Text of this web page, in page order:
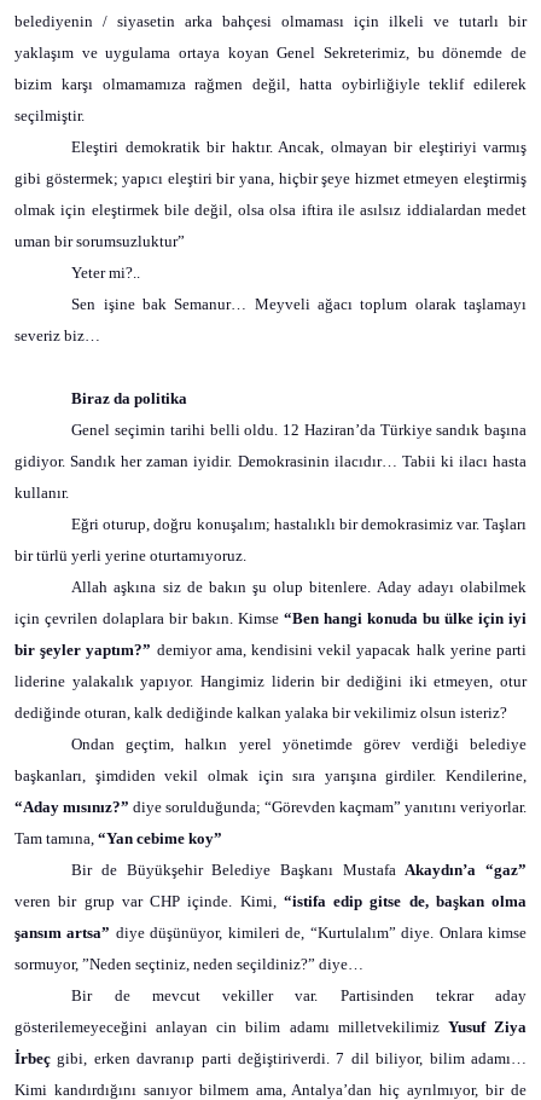
belediyenin / siyasetin arka bahçesi olmaması için ilkeli ve tutarlı bir
yaklaşım ve uygulama ortaya koyan Genel Sekreterimiz, bu dönemde de
bizim karşı olmamamıza rağmen değil, hatta oybirliğiyle teklif edilerek
seçilmiştir.
Eleştiri demokratik bir haktır. Ancak, olmayan bir eleştiriyi varmış
gibi göstermek; yapıcı eleştiri bir yana, hiçbir şeye hizmet etmeyen eleştirmiş
olmak için eleştirmek bile değil, olsa olsa iftira ile asılsız iddialardan medet
uman bir sorumsuzluktur”
Yeter mi?..
Sen işine bak Semanur… Meyveli ağacı toplum olarak taşlamayı
severiz biz…
Biraz da politika
Genel seçimin tarihi belli oldu. 12 Haziran’da Türkiye sandık başına
gidiyor. Sandık her zaman iyidir. Demokrasinin ilacıdır… Tabii ki ilacı hasta
kullanır.
Eğri oturup, doğru konuşalım; hastalıklı bir demokrasimiz var. Taşları
bir türlü yerli yerine oturtamıyoruz.
Allah aşkına siz de bakın şu olup bitenlere. Aday adayı olabilmek
için çevrilen dolaplara bir bakın. Kimse “Ben hangi konuda bu ülke için iyi
bir şeyler yaptım?” demiyor ama, kendisini vekil yapacak halk yerine parti
liderine yalakalık yapıyor. Hangimiz liderin bir dediğini iki etmeyen, otur
dediğinde oturan, kalk dediğinde kalkan yalaka bir vekilimiz olsun isteriz?
Ondan geçtim, halkın yerel yönetimde görev verdiği belediye
başkanları, şimdiden vekil olmak için sıra yarışına girdiler. Kendilerine,
“Aday mısınız?” diye sorulduğunda; “Görevden kaçmam” yanıtını veriyorlar.
Tam tamına, “Yan cebime koy”
Bir de Büyükşehir Belediye Başkanı MustafaAkaydın’a “gaz”
veren bir grup var CHP içinde. Kimi, “istifa edip gitse de, başkan olma
şansım artsa” diye düşünüyor, kimileri de, “Kurtulalım” diye. Onlara kimse
sormuyor, ”Neden seçtiniz, neden seçildiniz?” diye…
Bir de mevcut vekiller var. Partisinden tekrar aday
gösterilemeyeceğini anlayan cin bilim adamı milletvekilimiz Yusuf Ziya
İrbeç gibi, erken davranıp parti değiştiriverdi. 7 dil biliyor, bilim adamı…
Kimi kandırdığını sanıyor bilmem ama, Antalya’dan hiç ayrılmıyor, bir de